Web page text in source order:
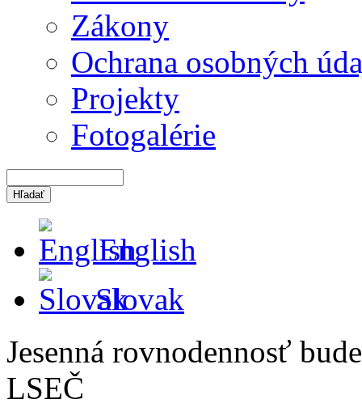
Zákony
Ochrana osobných
Projekty
Fotogalérie
English
Slovak
Jesenná rovnodennosť
LSEČ